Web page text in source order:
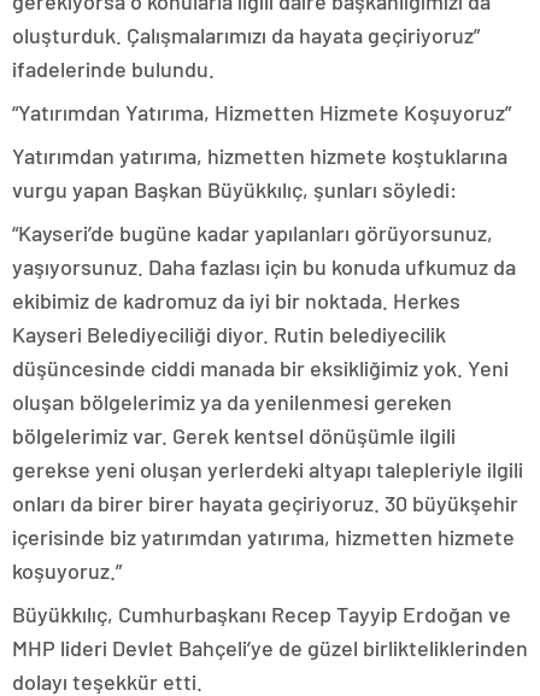
oluşturduk. Çalışmalarımızı da hayata geçiriyoruz”
ifadelerinde bulundu.
“Yatırımdan Yatırıma, Hizmetten Hizmete Koşuyoruz”
Yatırımdan yatırıma, hizmetten hizmete koştuklarına
vurgu yapan Başkan Büyükkılıç, şunları söyledi:
“Kayseri’de bugüne kadar yapılanları görüyorsunuz,
yaşıyorsunuz. Daha fazlası için bu konuda ufkumuz da
ekibimiz de kadromuz da iyi bir noktada. Herkes
Kayseri Belediyeciliği diyor. Rutin belediyecilik
düşüncesinde ciddi manada bir eksikliğimiz yok. Yeni
oluşan bölgelerimiz ya da yenilenmesi gereken
bölgelerimiz var. Gerek kentsel dönüşümle ilgili
gerekse yeni oluşan yerlerdeki altyapı talepleriyle ilgili
onları da birer birer hayata geçiriyoruz. 30 büyükşehir
içerisinde biz yatırımdan yatırıma, hizmetten hizmete
koşuyoruz.”
Büyükkılıç, Cumhurbaşkanı Recep Tayyip Erdoğan ve
MHP lideri Devlet Bahçeli’ye de güzel birlikteliklerinden
dolayı teşekkür etti.